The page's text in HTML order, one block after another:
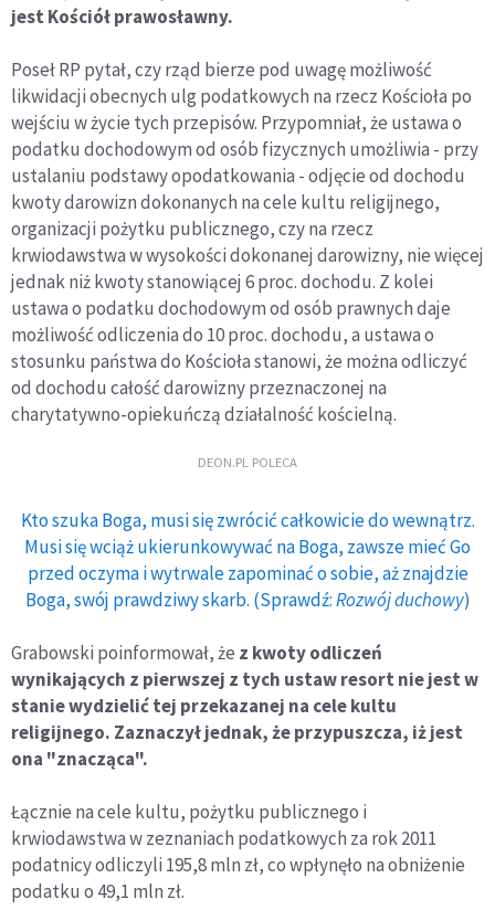
jest Kościół prawosławny.
Poseł RP pytał, czy rząd bierze pod uwagę możliwość
likwidacji obecnych ulg podatkowych na rzecz Kościoła po
wejściu w życie tych przepisów. Przypomniał, że ustawa o
podatku dochodowym od osób fizycznych umożliwia - przy
ustalaniu podstawy opodatkowania - odjęcie od dochodu
kwoty darowizn dokonanych na cele kultu religijnego,
organizacji pożytku publicznego, czy na rzecz
krwiodawstwa w wysokości dokonanej darowizny, nie więcej
jednak niż kwoty stanowiącej 6 proc. dochodu. Z kolei
ustawa o podatku dochodowym od osób prawnych daje
możliwość odliczenia do 10 proc. dochodu, a ustawa o
stosunku państwa do Kościoła stanowi, że można odliczyć
od dochodu całość darowizny przeznaczonej na
charytatywno-opiekuńczą działalność kościelną.
DEON.PL POLECA
Kto szuka Boga, musi się zwrócić całkowicie do wewnątrz.
Musi się wciąż ukierunkowywać na Boga, zawsze mieć Go
przed oczyma i wytrwale zapominać o sobie, aż znajdzie
Boga, swój prawdziwy skarb. (Sprawdź:Rozwój duchowy)
Grabowski poinformował, że z kwoty odliczeń
wynikających z pierwszej z tych ustaw resort nie jest w
stanie wydzielić tej przekazanej na cele kultu
religijnego. Zaznaczył jednak, że przypuszcza, iż jest
ona "znacząca".
Łącznie na cele kultu, pożytku publicznego i
krwiodawstwa w zeznaniach podatkowych za rok 2011
podatnicy odliczyli 195,8 mln zł, co wpłynęło na obniżenie
podatku o 49,1 mln zł.